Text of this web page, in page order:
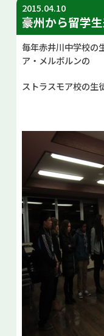
2015.04.10
豪州から留学
毎年赤井川中学校の
ア・メルボルンの
ストラスモア校の生